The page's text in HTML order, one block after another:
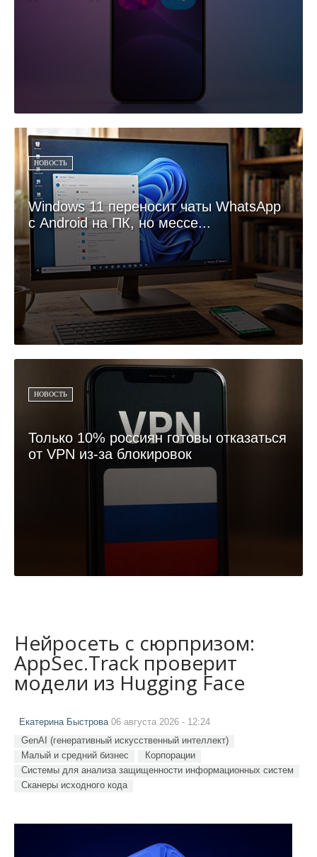
НОВОСТЬ
Windows 11 переносит чаты WhatsApp
с Android на ПК, но мессе...
НОВОСТЬ
Только 10% россиян готовы отказаться
от VPN из-за блокировок
Нейросеть с сюрпризом:
AppSec.Track проверит
модели из Hugging Face
Екатерина Быстрова06 августа 2026 - 12:24
GenAI (генеративный искусственный интеллект)
Малый и средний бизнес
Корпорации
Системы для анализа защищенности информационных систем
Сканеры исходного кода